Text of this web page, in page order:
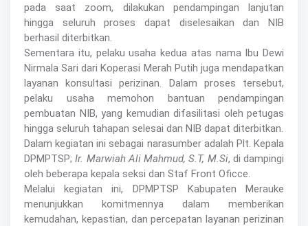
pada saat zoom, dilakukan pendampingan lanjutan
hingga seluruh proses dapat diselesaikan dan NIB
berhasil diterbitkan.
Sementara itu, pelaku usaha kedua atas nama Ibu Dewi
Nirmala Sari dari Koperasi Merah Putih juga mendapatkan
layanan konsultasi perizinan. Dalam proses tersebut,
pelaku usaha memohon bantuan pendampingan
pembuatan NIB, yang kemudian difasilitasi oleh petugas
hingga seluruh tahapan selesai dan NIB dapat diterbitkan.
Dalam kegiatan ini sebagai narasumber adalah Plt. Kepala
DPMPTSP; Ir. Marwiah Ali Mahmud, S.T, M.Si, di dampingi
oleh beberapa kepala seksi dan Staf Front Oficce.
Melalui kegiatan ini, DPMPTSP Kabupaten Merauke
menunjukkan komitmennya dalam memberikan
kemudahan, kepastian, dan percepatan layanan perizinan